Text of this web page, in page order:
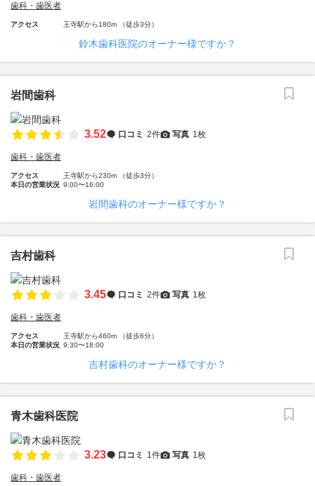
歯科・歯医者
アクセス 王寺駅から180m （徒歩3分）
鈴木歯科医院のオーナー様ですか？
岩間歯科
3.52 口コミ 2件 写真 1枚
歯科・歯医者
アクセス
王寺駅から230m （徒歩3分）
本日の営業状況 9:00〜16:00
岩間歯科のオーナー様ですか？
吉村歯科
3.45 口コミ 2件 写真 1枚
歯科・歯医者
アクセス
王寺駅から460m （徒歩6分）
本日の営業状況 9:30〜18:00
吉村歯科のオーナー様ですか？
青木歯科医院
3.23 口コミ 1件 写真 1枚
歯科・歯医者